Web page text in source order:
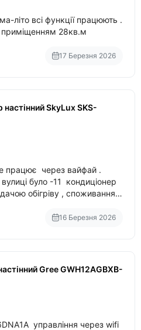
літо всі функції працюють .
з приміщенням 28кв.м
17 Березня 2026
настінний SkyLux SKS-
працює через вайфай .
було -11 кондиціонер
обігріву , споживання
16 Березня 2026
Gree GWH12AGBXB-
управління через wifi